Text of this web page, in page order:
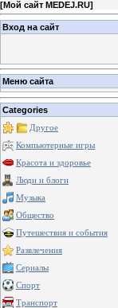
[Мой сайт MEDEJ.RU]
Вход на сайт
Меню сайта
Categories
Другое
Компьютерные игры
Красота и здоровье
Люди и блоги
Музыка
Общество
Путешествия и события
Развлечения
Сериалы
Спорт
Транспорт